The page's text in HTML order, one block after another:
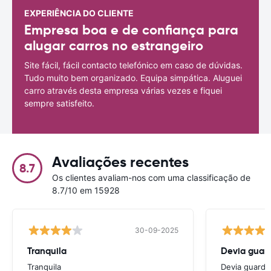
EXPERIÊNCIA DO CLIENTE
Empresa boa e de confiança para
alugar carros no estrangeiro
Site fácil, fácil contacto telefónico em caso de dúvidas.
Tudo muito bem organizado. Equipa simpática. Aluguei
carro através desta empresa várias vezes e fiquei
sempre satisfeito.
8.7 Avaliações recentes
Os clientes avaliam-nos com uma classificação de
8.7/10 em 15928
30-09-2025
Tranquila
Tranquila
Devia
Devia